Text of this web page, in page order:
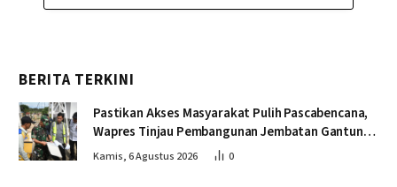
BERITA TERKINI
Pastikan Akses Masyarakat Pulih Pascabencana,
Wapres Tinjau Pembangunan Jembatan Gantung
Kendawi
Kamis, 6 Agustus 2026 0